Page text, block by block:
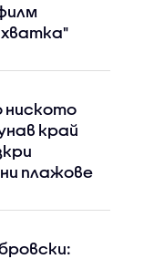
ниското
край
плажове